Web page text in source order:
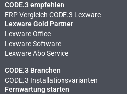
CODE.3 empfehlen
ERP Vergleich CODE.3 Lexware
Lexware Gold Partner
Lexware Office
Lexware Software
Lexware Abo Service
CODE.3 Branchen
CODE.3 Installationsvarianten
Fernwartung starten